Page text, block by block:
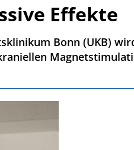
Effekte
Bonn (UKB)